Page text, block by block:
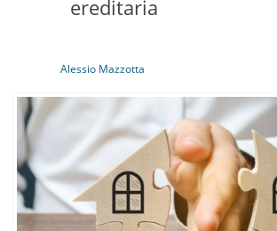
ereditaria
Alessio Mazzotta